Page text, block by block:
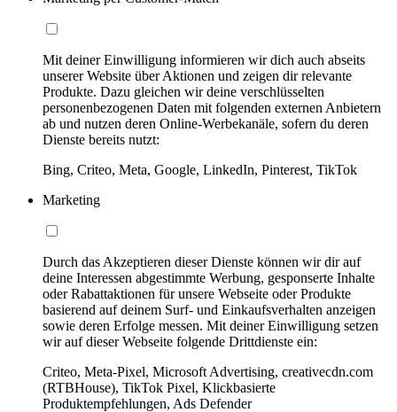
Mit deiner Einwilligung informieren wir dich auch abseits
unserer Website über Aktionen und zeigen dir relevante
Produkte. Dazu gleichen wir deine verschlüsselten
personenbezogenen Daten mit folgenden externen Anbietern
ab und nutzen deren Online-Werbekanäle, sofern du deren
Dienste bereits nutzt:
Bing, Criteo, Meta, Google, LinkedIn, Pinterest, TikTok
Marketing
Durch das Akzeptieren dieser Dienste können wir dir auf
deine Interessen abgestimmte Werbung, gesponserte Inhalte
oder Rabattaktionen für unsere Webseite oder Produkte
basierend auf deinem Surf- und Einkaufsverhalten anzeigen
sowie deren Erfolge messen. Mit deiner Einwilligung setzen
wir auf dieser Webseite folgende Drittdienste ein:
Criteo, Meta-Pixel, Microsoft Advertising, creativecdn.com
(RTBHouse), TikTok Pixel, Klickbasierte
Produktempfehlungen, Ads Defender